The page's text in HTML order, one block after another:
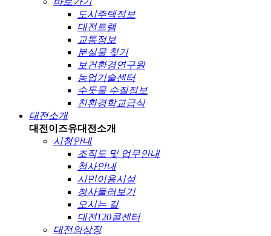
도시주택정보
대전트램
교통정보
분실물 찾기
보건환경연구원
농업기술센터
수돗물 수질정보
친환경학교급식
대전소개
대전이즈유대전소개
시청안내
조직도 및 업무안내
청사안내
시민이용시설
청사둘러보기
오시는 길
대전120콜센터
대전의상징